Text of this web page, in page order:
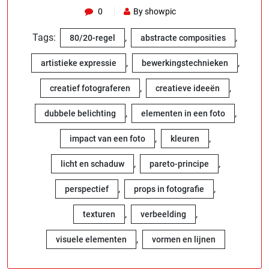
0 By showpic
Tags: 80/20-regel , abstracte composities ,
artistieke expressie , bewerkingstechnieken ,
creatief fotograferen , creatieve ideeën ,
dubbele belichting , elementen in een foto ,
impact van een foto , kleuren ,
licht en schaduw , pareto-principe ,
perspectief , props in fotografie ,
texturen , verbeelding ,
visuele elementen , vormen en lijnen